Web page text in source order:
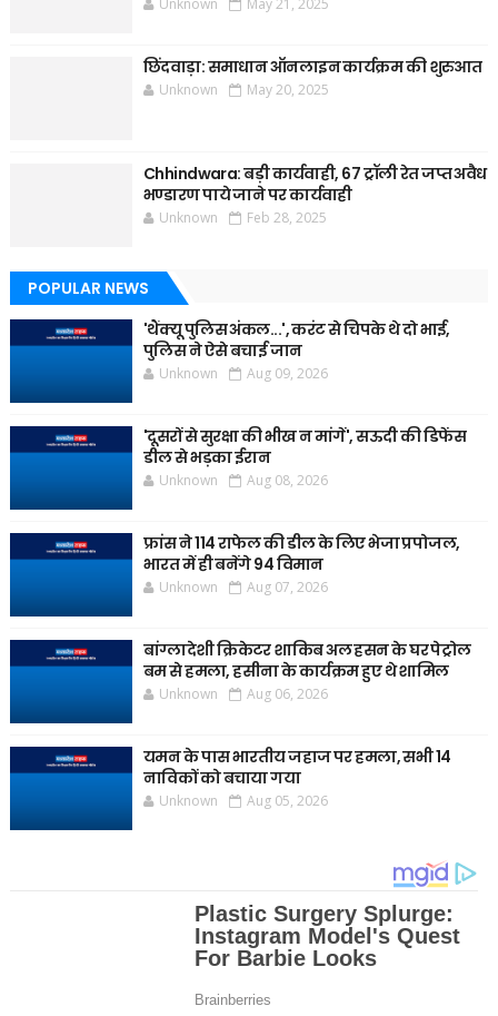
Unknown May 21, 2025
छिंदवाड़ा: समाधान ऑनलाइन कार्यक्रम की शुरुआत
Unknown May 20, 2025
Chhindwara: बड़ी कार्यवाही, 67 ट्रॉली रेत जप्त अवैध
भण्डारण पाये जाने पर कार्यवाही
Unknown Feb 28, 2025
POPULAR NEWS
'थैंक्यू पुलिस अंकल...', करंट से चिपके थे दो भाई,
पुलिस ने ऐसे बचाई जान
Unknown Aug 09, 2026
'दूसरों से सुरक्षा की भीख न मांगें', सऊदी की डिफेंस
डील से भड़का ईरान
Unknown Aug 08, 2026
फ्रांस ने 114 राफेल की डील के लिए भेजा प्रपोजल,
भारत में ही बनेंगे 94 विमान
Unknown Aug 07, 2026
बांग्लादेशी क्रिकेटर शाकिब अल हसन के घर पेट्रोल
बम से हमला, हसीना के कार्यक्रम हुए थे शामिल
Unknown Aug 06, 2026
यमन के पास भारतीय जहाज पर हमला, सभी 14
नाविकों को बचाया गया
Unknown Aug 05, 2026